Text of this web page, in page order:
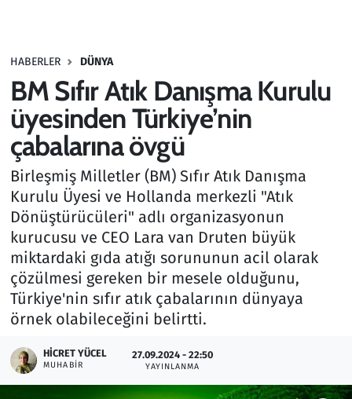
HABERLER DÜNYA
BM Sıfır Atık Danışma Kurulu
üyesinden Türkiye’nin
çabalarına övgü
Birleşmiş Milletler (BM) Sıfır Atık Danışma
Kurulu Üyesi ve Hollanda merkezli "Atık
Dönüştürücüleri" adlı organizasyonun
kurucusu ve CEO Lara van Druten büyük
miktardaki gıda atığı sorununun acil olarak
çözülmesi gereken bir mesele olduğunu,
Türkiye'nin sıfır atık çabalarının dünyaya
örnek olabileceğini belirtti.
HICRET YÜCEL
MUHABIR
27.09.2024 - 22:50
YAYINLANMA
Haber
Kültür Sanat
Kurumsal Haberler
Lezzet Durağı
Memur ve Kamu
Otomobil
Oyun
Ramazan
Resmi İlanlar